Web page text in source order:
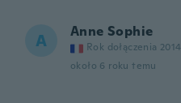
A Anne Sophie
Rok dołączenia 2014
około 6 roku temu